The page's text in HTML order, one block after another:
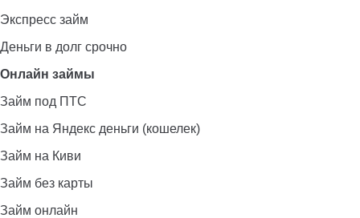
Экспресс займ
Деньги в долг срочно
Онлайн займы
Займ под ПТС
Займ на Яндекс деньги (кошелек)
Займ на Киви
Займ без карты
Займ онлайн